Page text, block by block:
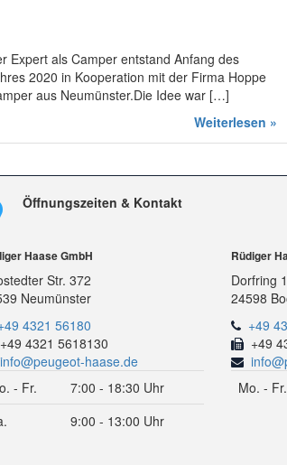
Expert als Camper entstand Anfang des
2020 in Kooperation mit der Firma Hoppe
aus Neumünster.Die Idee war […]
Weiterlesen »
Öffnungszeiten & Kontakt
Haase GmbH
Str. 372
Neumünster
4321 56180
+49 4321 5618130
info@peugeot-haase.de
- Fr.
7:00 - 18:30 Uhr
9:00 - 13:00 Uhr
Rüdiger
Dorfring
24598
+49
+49
Mo. - Fr.